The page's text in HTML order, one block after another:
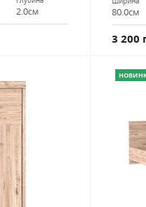
2.0см 80.0см
3 200